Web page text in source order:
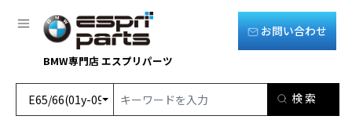
BMW専門店 エスプリパーツ
お問い合わせ